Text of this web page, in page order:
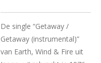
De single “Getaway /
Getaway (instrumental)”
van Earth, Wind & Fire uit